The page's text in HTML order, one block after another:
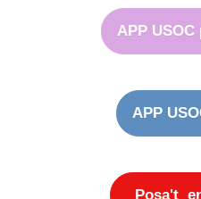
APP
APP
Posa't